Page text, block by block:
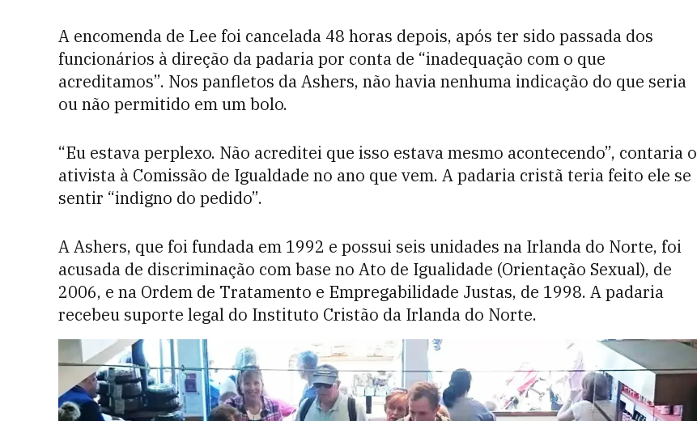
A encomenda de Lee foi cancelada 48 horas depois, após ter sido passada dos
funcionários à direção da padaria por conta de “inadequação com o que
acreditamos”. Nos panfletos da Ashers, não havia nenhuma indicação do que seria
ou não permitido em um bolo.
“Eu estava perplexo. Não acreditei que isso estava mesmo acontecendo”, contaria o
ativista à Comissão de Igualdade no ano que vem. A padaria cristã teria feito ele se
sentir “indigno do pedido”.
A Ashers, que foi fundada em 1992 e possui seis unidades na Irlanda do Norte, foi
acusada de discriminação com base no Ato de Igualidade (Orientação Sexual), de
2006, e na Ordem de Tratamento e Empregabilidade Justas, de 1998. A padaria
recebeu suporte legal do Instituto Cristão da Irlanda do Norte.